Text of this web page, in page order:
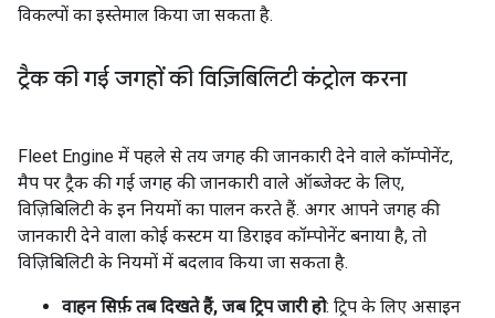
विकल्पों का इस्तेमाल किया जा सकता है.
ट्रैक की गई जगहों की विज़िबिलिटी कंट्रोल करना
Fleet Engine में पहले से तय जगह की जानकारी देने वाले कॉम्पोनेंट,
मैप पर ट्रैक की गई जगह की जानकारी वाले ऑब्जेक्ट के लिए,
विज़िबिलिटी के इन नियमों का पालन करते हैं. अगर आपने जगह की
जानकारी देने वाला कोई कस्टम या डिराइव कॉम्पोनेंट बनाया है, तो
विज़िबिलिटी के नियमों में बदलाव किया जा सकता है.
वाहन सिर्फ़ तब दिखते हैं, जब ट्रिप जारी हो: ट्रिप के लिए असाइन